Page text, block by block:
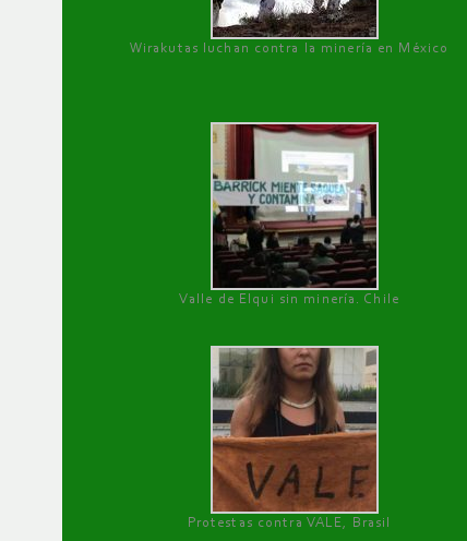
Wirakutas luchan contra la minería en México
Valle de Elqui sin minería. Chile
Protestas contra VALE, Brasil